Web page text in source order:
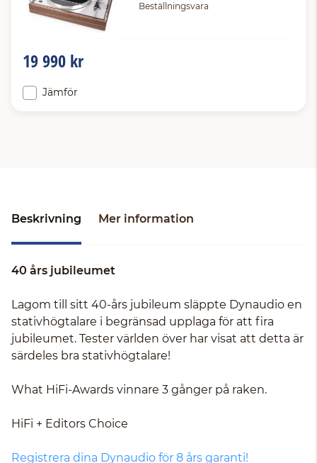
Beställningsvara
19 990 kr
Jämför
Beskrivning Mer information
40 års jubileumet
Lagom till sitt 40-års jubileum släppte Dynaudio en
stativhögtalare i begränsad upplaga för att fira
jubileumet. Tester världen över har visat att detta är
särdeles bra stativhögtalare!
What HiFi-Awards vinnare 3 gånger på raken.
HiFi + Editors Choice
Registrera dina Dynaudio för 8 års garanti!